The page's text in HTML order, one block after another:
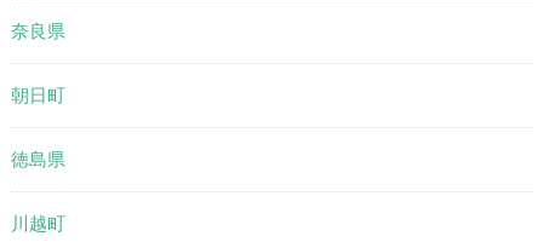
奈良県
朝日町
徳島県
川越町